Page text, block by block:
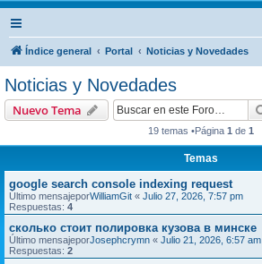
Índice general Portal Noticias y Novedades
Noticias y Novedades
Nuevo Tema
19 temas •Página 1 de 1
Temas
google search console indexing request
Último mensajeporWilliamGit « Julio 27, 2026, 7:57 pm
Respuestas: 4
сколько стоит полировка кузова в минске
Último mensajeporJosephcrymn « Julio 21, 2026, 6:57 am
Respuestas: 2